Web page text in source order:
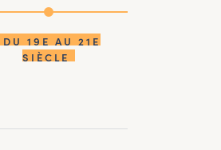
DU 19E AU 21E
SIÈCLE